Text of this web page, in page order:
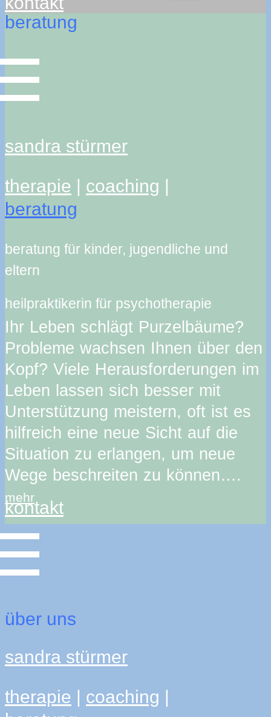
beratung
sandra stürmer
therapie | coaching |
beratung
beratung für kinder, jugendliche und
eltern
heilpraktikerin für psychotherapie
Ihr Leben schlägt Purzelbäume?
Probleme wachsen Ihnen über den
Kopf? Viele Herausforderungen im
Leben lassen sich besser mit
Unterstützung meistern, oft ist es
hilfreich eine neue Sicht auf die
Situation zu erlangen, um neue
Wege beschreiten zu können….
mehr
kontakt
über uns
sandra stürmer
therapie | coaching |